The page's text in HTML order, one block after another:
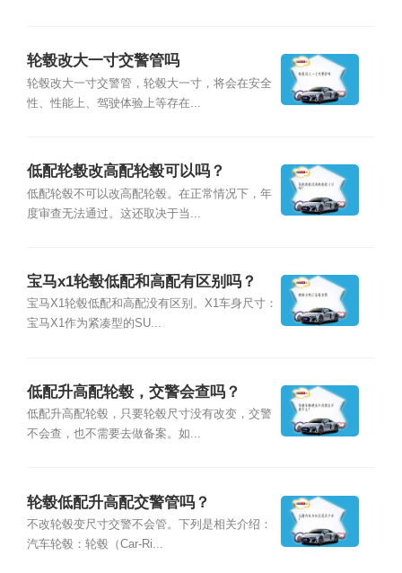
轮毂改大一寸交警管吗
轮毂改大一寸交警管，轮毂大一寸，将会在安全
性、性能上、驾驶体验上等存在...
低配轮毂改高配轮毂可以吗？
低配轮毂不可以改高配轮毂。在正常情况下，年
度审查无法通过。这还取决于当...
宝马x1轮毂低配和高配有区别吗？
宝马X1轮毂低配和高配没有区别。X1车身尺寸：
宝马X1作为紧凑型的SU...
低配升高配轮毂，交警会查吗？
低配升高配轮毂，只要轮毂尺寸没有改变，交警
不会查，也不需要去做备案。如...
轮毂低配升高配交警管吗？
不改轮毂变尺寸交警不会管。下列是相关介绍：
汽车轮毂：轮毂（Car-Ri...